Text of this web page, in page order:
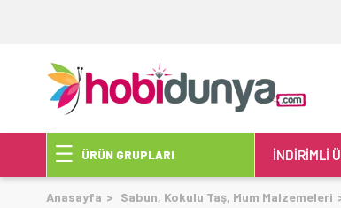
ÜRÜN GRUPLARI İNDİRİMLİ
Anasayfa Sabun, Kokulu Taş, Mum Malzemeleri